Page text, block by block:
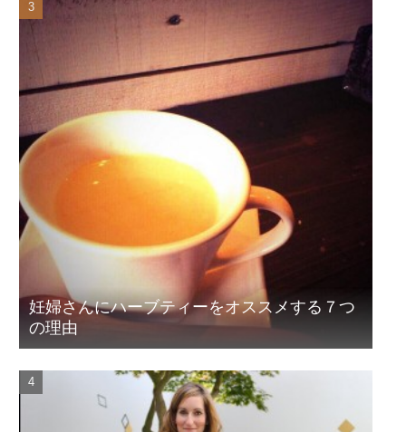
妊婦さんにハーブティーをオススメする７つ
の理由